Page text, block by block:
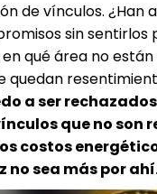
de vínculos. ¿Han
sin sentirlos
qué área no están
quedan
a ser
que no son
costos
no sea más por